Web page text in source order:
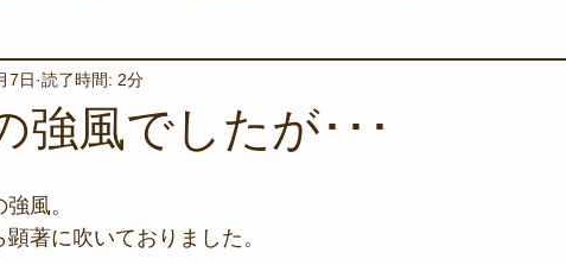
環境保全 ワカメの養殖
強風でしたが･･･
7日 読了時間: 2分
風。
著に吹いておりました。